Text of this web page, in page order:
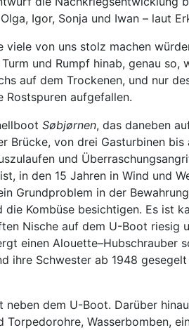
Igor, Sonja und Iwan – laut
von uns stolz machen
und Rumpf hinab, genau
auf dem Trockenen, und nur
Rostspuren aufgefallen.
Søbjørnen, das daneben
von drei Gasturbinen
und
in den 15 Jahren in Wind und
Grundproblem in der
die Kombüse besichtigen. Es
Nische auf dem U-Boot riesig
einen
ihre Schwester ab 1948
dem U-Boot. Darüber
Torpedorohre, Wasserbomben,